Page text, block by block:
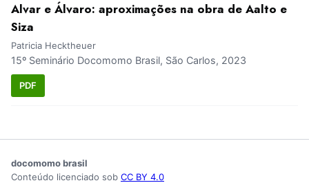
Alvar e Álvaro: aproximações na obra de Aalto e
Siza
Patricia Hecktheuer
15º Seminário Docomomo Brasil, São Carlos, 2023
PDF
docomomo brasil
Conteúdo licenciado sob CC BY 4.0